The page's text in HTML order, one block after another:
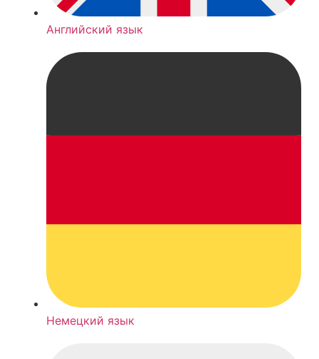
Английский язык
Немецкий язык